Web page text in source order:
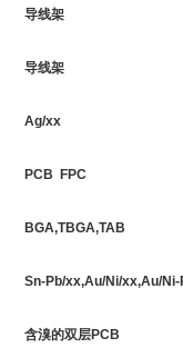
导线架
导线架
Ag/xx
PCB FPC
BGA,TBGA,TAB
Sn-Pb/xx,Au/Ni/xx,Au/
含溴的双层PCB